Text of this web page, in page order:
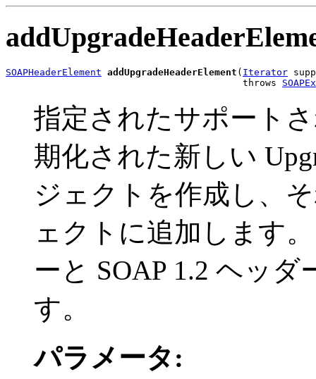
SOAPHeaderElement addUpgradeHeaderElement ( Iterator
                                          throws
指定されたサポート
期化された新しい
ジェクトを作成し、
ェクトに追加します
ーと SOAP 1.2 ヘッ
す。
パラメータ: